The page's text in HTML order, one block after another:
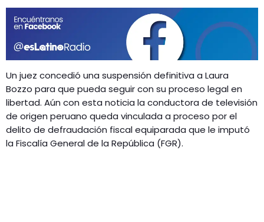
GEEKERS
INICIO
RADIO SPLENDID
CONTACTO
Un juez concedió una suspensión definitiva a Laura
Bozzo para que pueda seguir con su proceso legal en
libertad. Aún con esta noticia la conductora de televisión
de origen peruano queda vinculada a proceso por el
delito de defraudación fiscal equiparada que le imputó
la Fiscalía General de la República (FGR).